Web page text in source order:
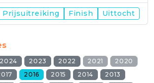
Prijsuitreiking Finish Uittocht
2024 2023 2022 2021
2020
2016 2015 2014
2013